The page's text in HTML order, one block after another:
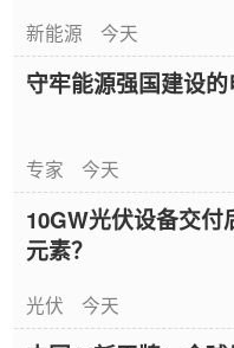
新能源 今天
守牢能源强国建设
专家 今天
10GW光伏设备交
元素？
光伏 今天